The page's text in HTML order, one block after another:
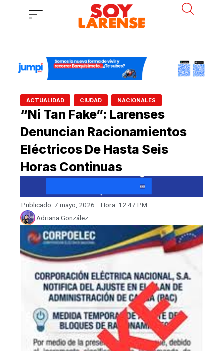
ACTUALIDAD CIUDAD NACIONALES
“Ni Tan Fake”: Larenses
Denuncian Racionamientos
Eléctricos De Hasta Seis
Horas Continuas
Publicado:7 mayo, 2026 Hora: 12:47 PM
Adriana González